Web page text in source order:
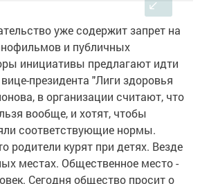
уже содержит запрет на
и публичных
инициативы предлагают идти
президента "Лиги здоровья
в организации считают, что
вообще, и хотят, чтобы
соответствующие нормы.
родители курят при детях. Везде
местах. Общественное место -
Сегодня общество просит о